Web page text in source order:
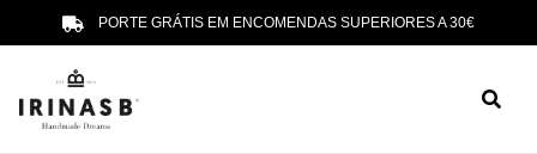
PORTE GRÁTIS EM ENCOMENDAS SUPERIORES A 30€